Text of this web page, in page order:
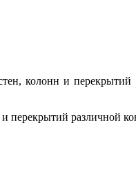
колонн и
и перекрытий